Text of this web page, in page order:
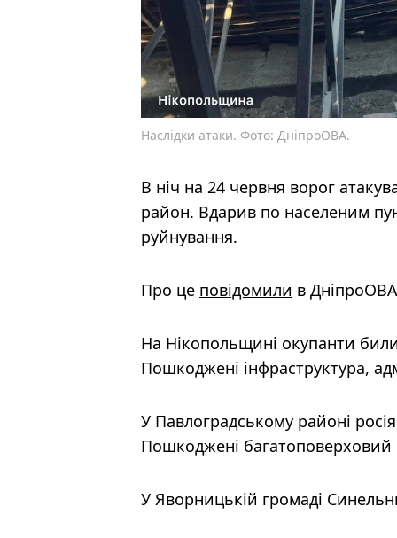
Наслідки атаки. Фото: ДніпроОВА.
В ніч на 24 червня ворог
район. Вдарив по населеним
руйнування.
Про це повідомили в
На Нікопольщині окупанти
Пошкоджені інфраструктура,
У Павлоградському районі
Пошкоджені
У Яворницькій громаді